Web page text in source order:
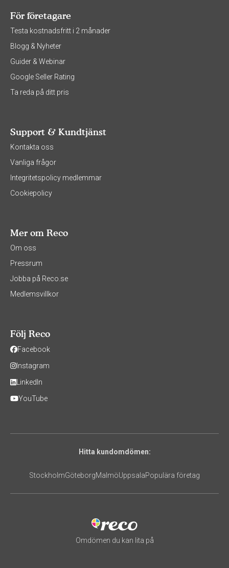
För företagare
Testa kostnadsfritt i 2 månader
Blogg & Nyheter
Guider & Webinar
Google Seller Rating
Ta reda på ditt pris
Support & Kundtjänst
Kontakta oss
Vanliga frågor
Integritetspolicy medlemmar
Cookiepolicy
Mer om Reco
Om oss
Pressrum
Jobba på Reco.se
Medlemsvillkor
Följ Reco
Facebook
Instagram
LinkedIn
YouTube
Hitta kundomdömen:
StockholmGöteborgMalmöUppsalaPopulära företag
Omdömen du kan lita på